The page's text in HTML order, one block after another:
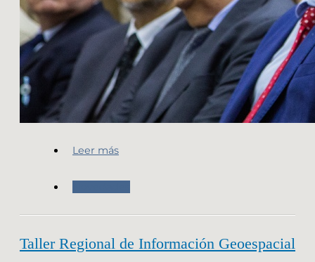
Leer más
Taller Regional de Información Geoespacial